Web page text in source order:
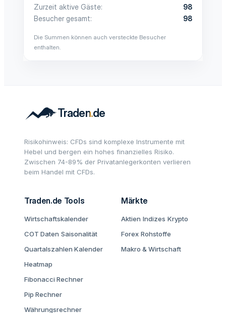
Zurzeit aktive Gäste
98
Besucher gesamt
98
Die Summen können auch versteckte Besucher
enthalten.
Risikohinweis: CFDs sind komplexe Instrumente mit
Hebel und bergen ein hohes finanzielles Risiko.
Zwischen 74-89% der Privatanlegerkonten verlieren
beim Handel mit CFDs.
Traden.de Tools
Wirtschaftskalender
COT Daten Saisonalität
Quartalszahlen Kalender
Heatmap
Fibonacci Rechner
Pip Rechner
Währungsrechner
Märkte
Aktien Indizes Krypto
Forex Rohstoffe
Makro & Wirtschaft